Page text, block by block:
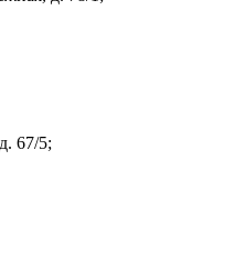
67/5;